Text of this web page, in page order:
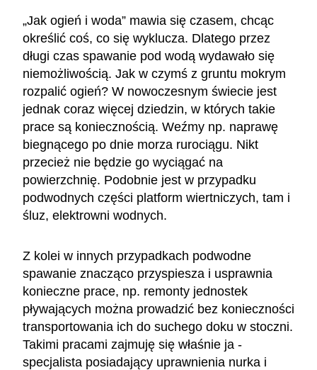
„Jak ogień i woda” mawia się czasem, chcąc
określić coś, co się wyklucza. Dlatego przez
długi czas spawanie pod wodą wydawało się
niemożliwością. Jak w czymś z gruntu mokrym
rozpalić ogień? W nowoczesnym świecie jest
jednak coraz więcej dziedzin, w których takie
prace są koniecznością. Weźmy np. naprawę
biegnącego po dnie morza rurociągu. Nikt
przecież nie będzie go wyciągać na
powierzchnię. Podobnie jest w przypadku
podwodnych części platform wiertniczych, tam i
śluz, elektrowni wodnych.
Z kolei w innych przypadkach podwodne
spawanie znacząco przyspiesza i usprawnia
konieczne prace, np. remonty jednostek
pływających można prowadzić bez konieczności
transportowania ich do suchego doku w stoczni.
Takimi pracami zajmuję się właśnie ja -
specjalista posiadający uprawnienia nurka i